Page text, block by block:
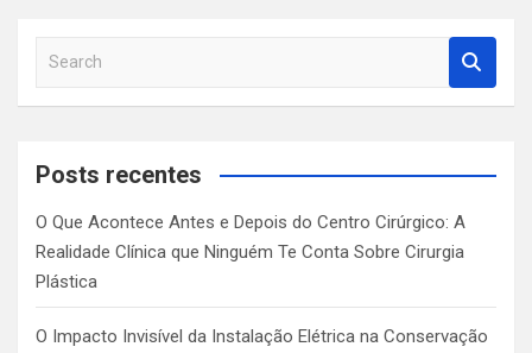
a
c
Posts recentes
O Que Acontece Antes e Depois do Centro Cirúrgico: A
Realidade Clínica que Ninguém Te Conta Sobre Cirurgia
Plástica
O Impacto Invisível da Instalação Elétrica na Conservação